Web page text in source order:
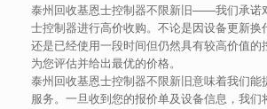
泰州回收基恩士控制器不限新旧——我们承诺
士控制器进行高价收购。不论是因设备更新换
还是已经使用一段时间但仍然具有较高价值的
为您评估并给出最优的价格。
泰州回收基恩士控制器不限新旧意味着我们能
服务。一旦收到您的报价单及设备信息，我